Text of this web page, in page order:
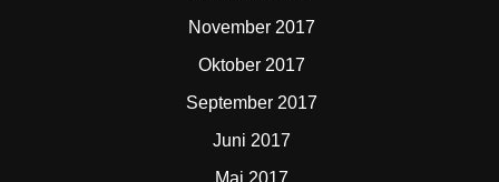
November 2017
Oktober 2017
September 2017
Juni 2017
Mai 2017